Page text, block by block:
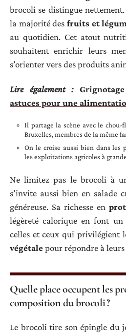
brocoli se distingue
la majorité des fruits et
au quotidien. Cet atout
souhaitent enrichir leurs
s’orienter vers des produits
Lire également :
astuces pour une
Il partage la scène avec le chou-
Bruxelles, membres de la même
On le croise aussi bien dans les
les exploitations agricoles à
Ne limitez pas le brocoli à
s’invite aussi bien en salade
généreuse. Sa richesse en
légèreté calorique en font
celles et ceux qui privilégient
végétalepour répondre à
Quelle place occupent les
composition du brocoli ?
Le brocoli tire son épingle du